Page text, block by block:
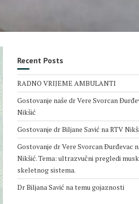
Recent Posts
RADNO VRIJEME AMBULANTI
Gostovanje naše dr Vere Svorcan
Nikšić
Gostovanje dr Biljane Savić na RTV
Gostovanje dr Vere Svorcan Ðurđevac
Nikšić. Tema: ultrazvučni pregledi
skeletnog sistema.
Dr Biljana Savić na temu gojaznosti